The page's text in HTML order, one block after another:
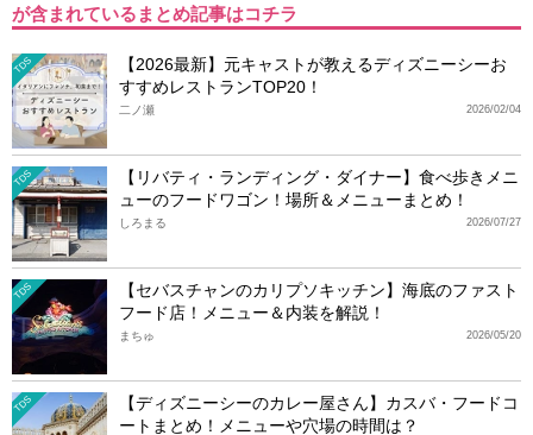
が含まれているまとめ記事はコチラ
TDS
【2026最新】元キャストが教えるディズニーシーお
すすめレストランTOP20！
2026/02/04
二ノ瀬
TDS
【リバティ・ランディング・ダイナー】食べ歩きメニ
ューのフードワゴン！場所＆メニューまとめ！
2026/07/27
しろまる
TDS
【セバスチャンのカリプソキッチン】海底のファスト
フード店！メニュー＆内装を解説！
2026/05/20
まちゅ
TDS
【ディズニーシーのカレー屋さん】カスバ・フードコ
ートまとめ！メニューや穴場の時間は？